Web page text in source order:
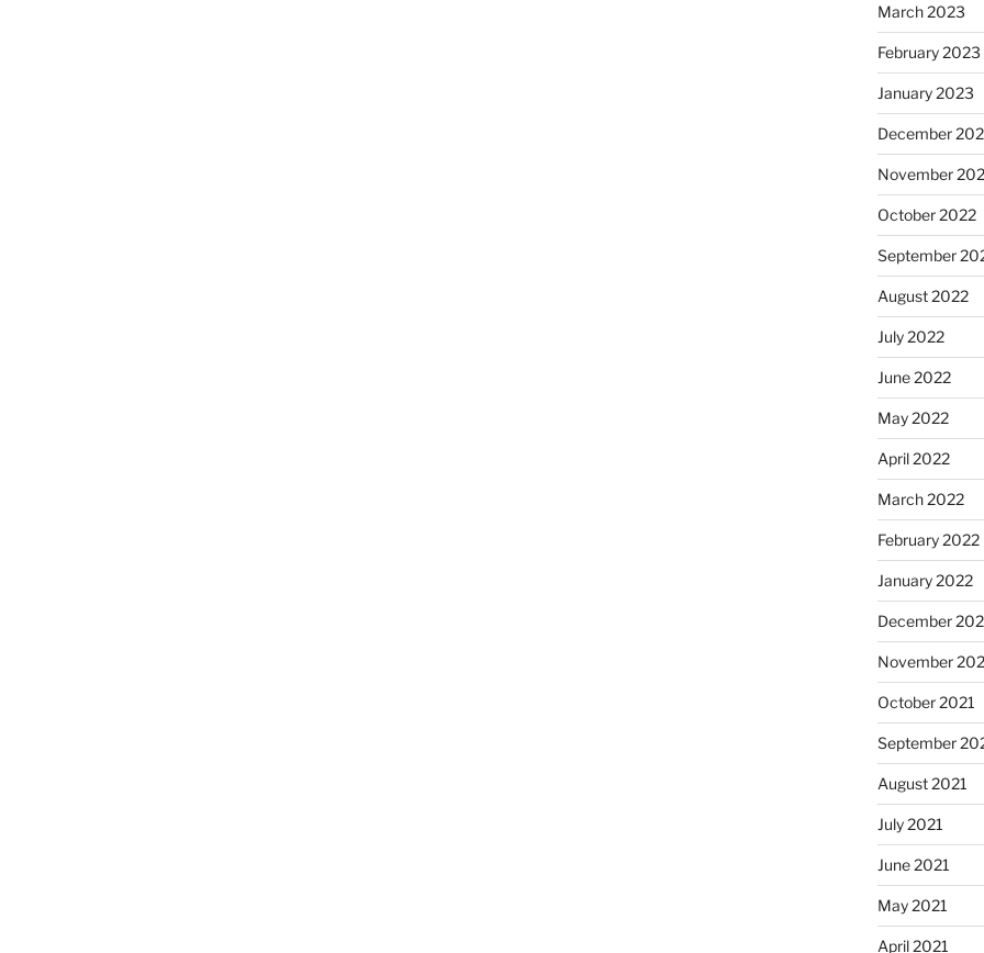
March 2023
February 2023
January 2023
December
November
October 2022
September
August 2022
July 2022
June 2022
May 2022
April 2022
March 2022
February 2022
January 2022
December
November
October 2021
September
August 2021
July 2021
June 2021
May 2021
April 2021